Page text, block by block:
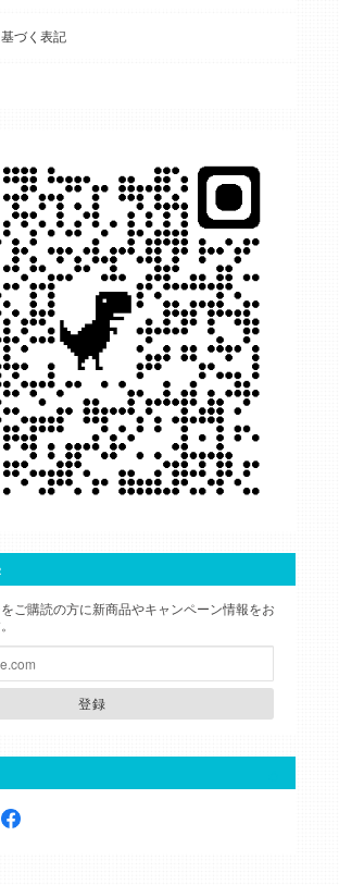
づく表記
ご購読の方に新商品やキャンペーン情報をお
登録